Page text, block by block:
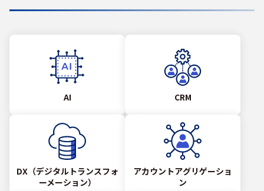
AI CRM
DX（デジタルトランスフォ
ーメーション）
アカウントアグリゲーショ
ン